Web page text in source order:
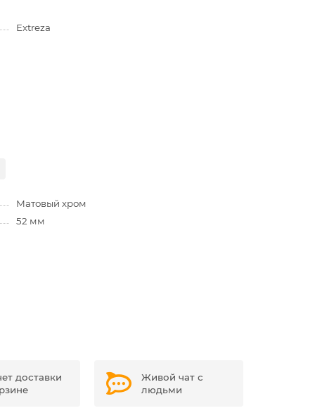
Extreza
Матовый хром
52 мм
доставки
Живой чат с
людьми